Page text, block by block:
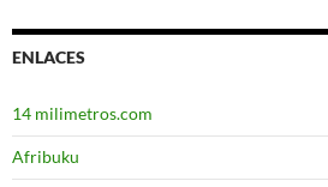
ENLACES
14 milimetros.com
Afribuku